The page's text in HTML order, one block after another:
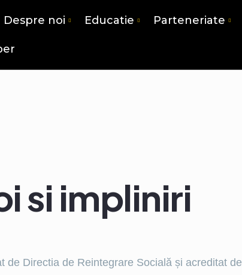
Despre noi Educatie Parteneriate
si impliniri
de Directia de Reintegrare Socială și acreditat de